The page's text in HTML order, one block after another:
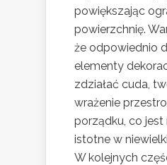
powiększając
powierzchnię.
że odpowiednio
elementy
zdziałać cuda,
wrażenie
porządku, co jest
istotne w
W kolejnych